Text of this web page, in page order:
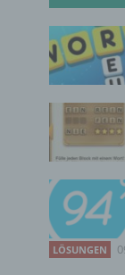
LÖSUNGEN